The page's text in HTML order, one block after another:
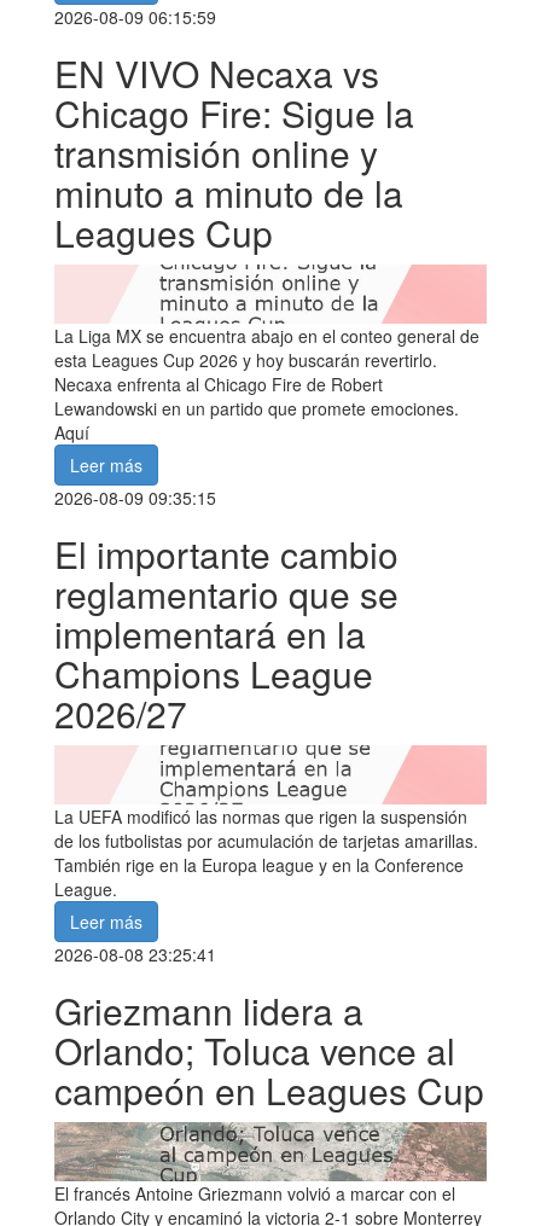
2026-08-09 06:15:59
EN VIVO Necaxa vs
Chicago Fire: Sigue la
transmisión online y
minuto a minuto de la
Leagues Cup
La Liga MX se encuentra abajo en el conteo general de
esta Leagues Cup 2026 y hoy buscarán revertirlo.
Necaxa enfrenta al Chicago Fire de Robert
Lewandowski en un partido que promete emociones.
Aquí
Leer más
2026-08-09 09:35:15
El importante cambio
reglamentario que se
implementará en la
Champions League
2026/27
La UEFA modificó las normas que rigen la suspensión
de los futbolistas por acumulación de tarjetas amarillas.
También rige en la Europa league y en la Conference
League.
Leer más
2026-08-08 23:25:41
Griezmann lidera a
Orlando; Toluca vence al
campeón en Leagues Cup
El francés Antoine Griezmann volvió a marcar con el
Orlando City y encaminó la victoria 2-1 sobre Monterrey